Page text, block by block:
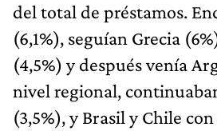
del total de préstamos.
(6,1%), seguían Grecia
(4,5%) y después venía
nivel regional,
(3,5%), y Brasil y Chile con